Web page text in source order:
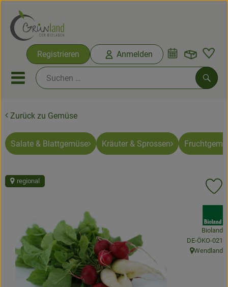
Registrieren Anmelden
Mobiles Menu öffnen oder
Ökokisten
Bio-Kochkisten
Frisches
Angebote & Neues
Naturwaren
Zurück zu Gemüse
Salate & Blattgemüse Kräuter & Sprossen
regional
Bioland
, Kontrollstelle:
DE-ÖKO-021
, Herkunft:
Wendland